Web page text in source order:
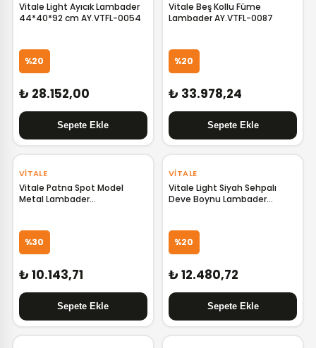
Vitale Light Ayıcık Lambader
44*40*92 cm AY.VTFL-0054
%20
₺ 28.152,00
Vitale Beş Kollu Füme
Lambader AY.VTFL-0087
%20
₺ 33.978,24
VITALE
Vitale Patna Spot Model
Metal Lambader
%30
₺ 10.143,71
VITALE
Vitale Light Siyah Sehpalı
Deve Boynu Lambader
%20
₺ 12.480,72